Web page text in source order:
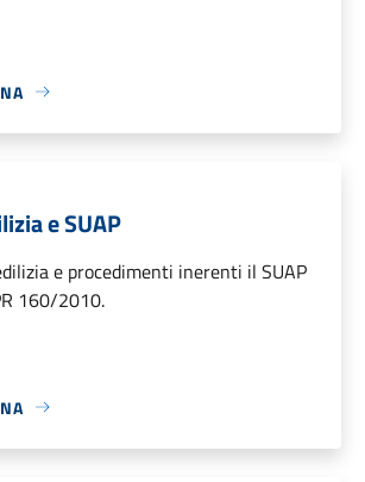
e SUAP
e procedimenti inerenti il SUAP
160/2010.